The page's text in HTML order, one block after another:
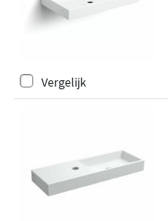
Vergelijk